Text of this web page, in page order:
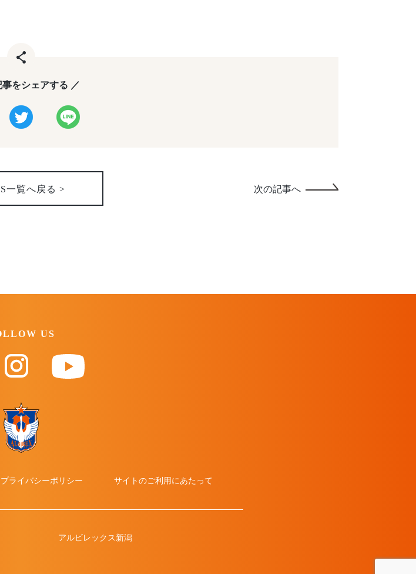
事をシェアする ／
一覧へ戻る > 次の記事へ
US
プライバシーポリシー サイトのご利用にあたって
アルビレックス新潟